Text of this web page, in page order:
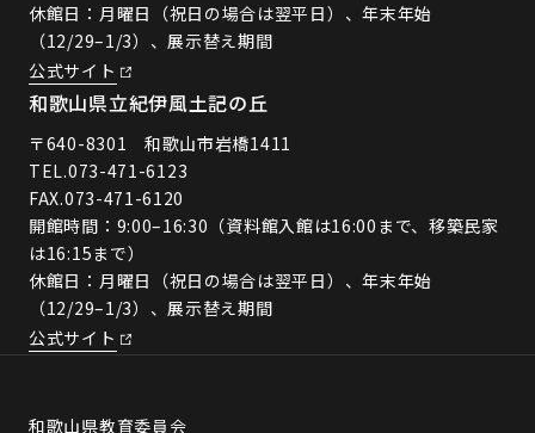
休館日：月曜日（祝日の場合は翌平日）、年末年始
（12/29–1/3）、展示替え期間
公式サイト
和歌山県立紀伊風土記の丘
〒640-8301 和歌山市岩橋1411
TEL.073-471-6123
FAX.073-471-6120
開館時間：9:00–16:30（資料館入館は16:00まで、移築民家
は16:15まで）
休館日：月曜日（祝日の場合は翌平日）、年末年始
（12/29–1/3）、展示替え期間
公式サイト
和歌山県教育委員会